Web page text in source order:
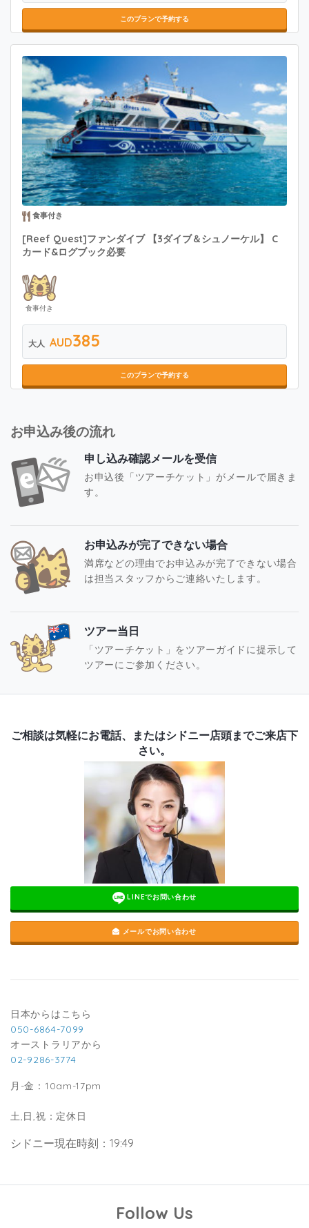
このプランで予約する
食事付き
[Reef Quest]ファンダイブ 【3ダイブ＆シュノーケル】 C
カード&ログブック必要
食事付き
大人 AUD385
このプランで予約する
お申込み後の流れ
申し込み確認メールを受信
お申込後「ツアーチケット」がメールで届きま
す。
お申込みが完了できない場合
満席などの理由でお申込みが完了できない場合
は担当スタッフからご連絡いたします。
ツアー当日
「ツアーチケット」をツアーガイドに提示して
ツアーにご参加ください。
ご相談は気軽にお電話、またはシドニー店頭までご来店下
さい。
LINEでお問い合わせ
メールでお問い合わせ
日本からはこちら
050-6864-7099
オーストラリアから
02-9286-3774
月-金：10am-17pm
土,日,祝：定休日
シドニー現在時刻：19:49
Follow Us